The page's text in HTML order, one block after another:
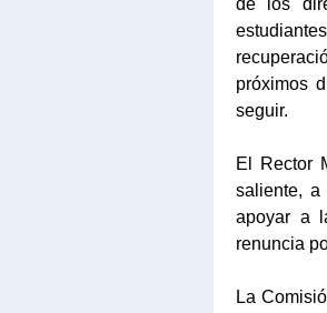
de los
próximos
seguir.
El Rector
saliente, a
apoyar a
renuncia
La